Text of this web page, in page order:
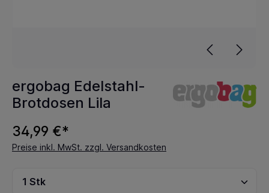
ergobag Edelstahl-
Brotdosen Lila
34,99 €*
Preise inkl. MwSt. zzgl. Versandkosten